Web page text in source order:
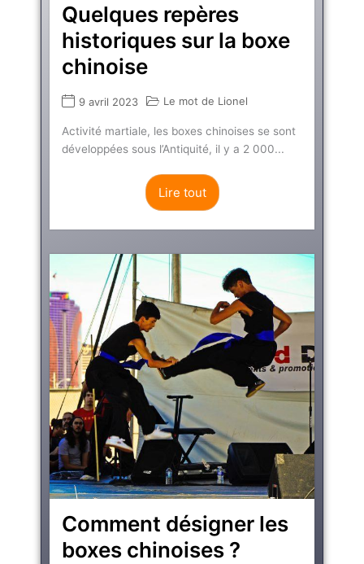
Quelques repères
historiques sur la boxe
chinoise
9 avril 2023 Le mot de Lionel
Activité martiale, les boxes chinoises se sont
développées sous l’Antiquité, il y a 2 000...
Lire tout
Comment désigner les
boxes chinoises ?